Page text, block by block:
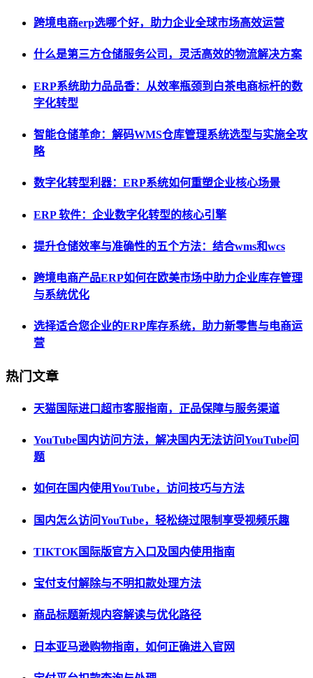
跨境电商erp选哪个好，助力企业全球市场高效运营
什么是第三方仓储服务公司，灵活高效的物流解决方案
ERP系统助力品品香：从效率瓶颈到白茶电商标杆的数
字化转型
智能仓储革命：解码WMS仓库管理系统选型与实施全攻
略
数字化转型利器：ERP系统如何重塑企业核心场景
ERP 软件：企业数字化转型的核心引擎
提升仓储效率与准确性的五个方法：结合wms和wcs
跨境电商产品ERP如何在欧美市场中助力企业库存管理
与系统优化
选择适合您企业的ERP库存系统，助力新零售与电商运
营
热门文章
天猫国际进口超市客服指南，正品保障与服务渠道
YouTube国内访问方法，解决国内无法访问YouTube问
题
如何在国内使用YouTube，访问技巧与方法
国内怎么访问YouTube，轻松绕过限制享受视频乐趣
TIKTOK国际版官方入口及国内使用指南
宝付支付解除与不明扣款处理方法
商品标题新规内容解读与优化路径
日本亚马逊购物指南，如何正确进入官网